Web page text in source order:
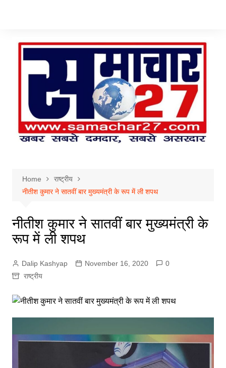
Home
राष्ट्रीय
नीतीश कुमार ने सातवीं बार मुख्यमंत्री के रूप में ली शपथ
नीतीश कुमार ने सातवीं बार मुख्यमंत्री के
रूप में ली शपथ
Dalip Kashyap November 16, 2020
0
राष्ट्रीय